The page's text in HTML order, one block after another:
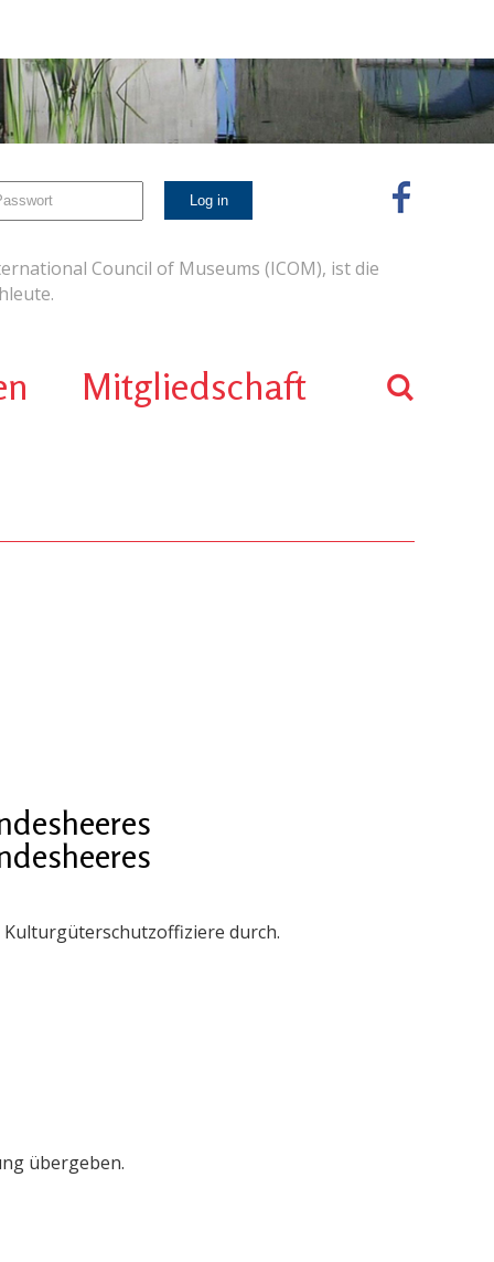
Council of Museums (ICOM), ist die
Mitgliedschaft
durch.
übergeben.